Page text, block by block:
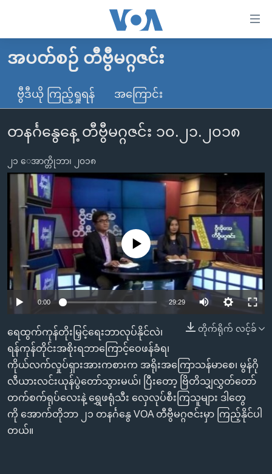
လွယ်ကူ
သည့်
များ
ပင်မ
အကြောင်းအရာ
ကျော်
ကြည့်
ညွန်း
စာမျက်နှာ
ကျော်
ကြည့်
နေရာ
မူလစာမျက်နှာ
မြန်မာ
ကမ္ဘာ့သတင်းများ
နိုင်ငံတကာ
တရုတ်
အစ္စရေး-ပါလက်စတိုင်း
ဗွီဒီယို
ရပ်ဝန်းတခု လမ်းတခု အလွန်
အင်္ဂလိပ်စာလေ့လာမယ်
အမေရိကန်သုံးအီဒီယံ
မကြေးမုံရဲ့ အင်္ဂလိပ်စာ
ရုပ်ရှင်ထဲက အင်္ဂလိပ်စာ
သုတပဒေသာ အင်္ဂလိပ်စာ
အပတ်စဉ်ကဏ္ဍများ
ရေဒီယို
တီဗွီ
ရေဒီယိုနှင့်ရုပ်သံ အချက်အလက်များ
ရေဒီယို/တီဗွီအစီအစဉ်
Learning English
ဗွီအိုအေ လူမှုကွန်ယက်များ
ဘာသာစကားများ
အပတ်စဉ် တီဗွီမဂ္ဂဇင်း
ဗွီဒီယို ကြည့်ရှုရန် အကြောင်း
တနင်္ဂနွေနေ့ တီဗွီမဂ္ဂဇင်း ၁၀.၂၁.၂၀၁၈
၂၁ ေအာက္တိုဘာ၊ ၂၀၁၈
No media source currently available
0:00 29:29
တိုက်ရိုက် လင့်ခ်
ရေထွက်ကုန်တိုးမြှင့်ရေးဘာလုပ်နိုင်လဲ၊
ရန်ကုန်တိုင်းအစိုးရဘာကြောင့်ဝေဖန်ခံရ၊
ကိုယ်လက်လှုပ်ရှားအားကစားက အရိုးအကြောသန်မာစေ၊ မွန်ဂို
လီယားလင်းယုန်ပွဲတော်သွားမယ်၊ ပြီးတော့ ဗြိတိသျှလွှတ်တော်
တက်စက်ရုပ်လေးနဲ့ ရွှေဖရုံသီး လှေလုပ်စီးကြသူများ ဒါတွေ
ကို အောက်တိုဘာ ၂၁ တနင်္ဂနွေ VOA တီဗွီမဂ္ဂဇင်းမှာ ကြည့်နိုင်ပါ
တယ်။